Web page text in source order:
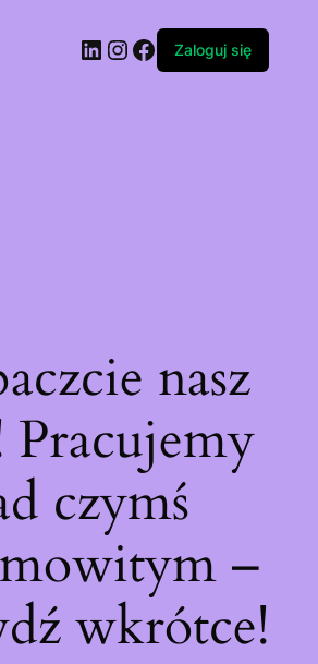
LinkedIn
Instagram
Facebook
Zaloguj się
nasz
Pracujemy
czymś
–
wkrótce!